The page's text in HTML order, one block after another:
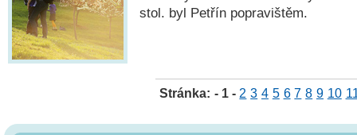
stol. byl Petřín popravištěm.
Stránka: - 1 - 2 3 4 5 6 7 8 9 10